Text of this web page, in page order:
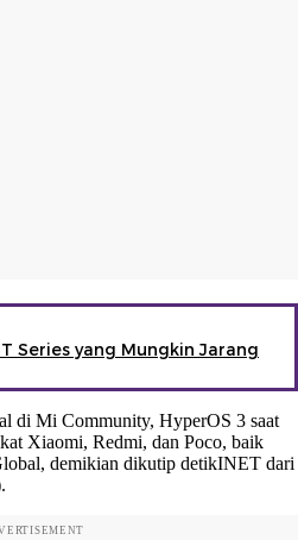
Series yang Mungkin Jarang
di Mi Community, HyperOS 3 saat
Xiaomi, Redmi, dan Poco, baik
demikian dikutip detikINET dari